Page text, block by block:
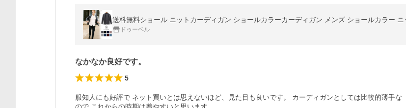
送料無料ショール ニットカーディガン ショールカラーカーディガン メンズ ショールカラー
ドゥーベル
なかなか良好です。
5
服知人にも好評で ネット買いとは思えないほど、見た目も良いです。 カーディガンとしては比較的薄手な